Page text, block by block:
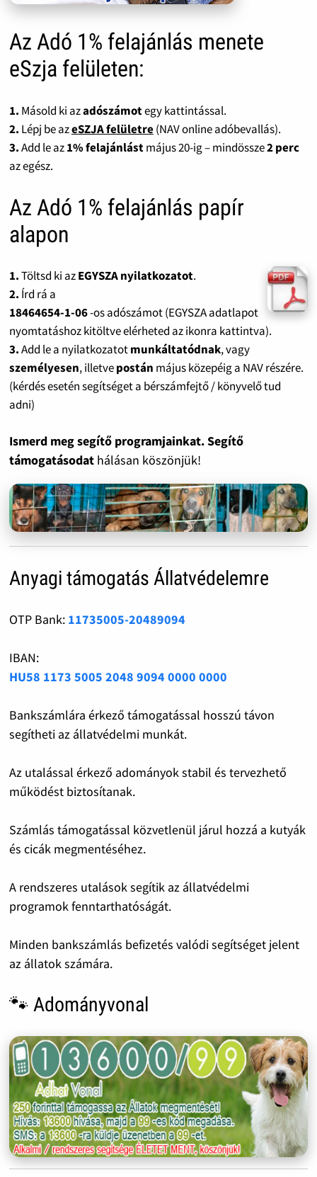
Az Adó 1% felajánlás menete
eSzja felületen:
1. Másold ki azadószámotegy kattintással.
2. Lépj be azeSZJA felületre(NAV online adóbevallás).
3.Add le az1% felajánlástmájus 20-ig – mindössze2 perc
az egész.
Az Adó 1% felajánlás papír
alapon
1.Töltsd ki azEGYSZA nyilatkozatot.
2. Írd rá a
18464654-1-06-os adószámot (EGYSZA adatlapot
nyomtatáshoz kitöltve elérheted az ikonra kattintva).
3.Add le a nyilatkozatotmunkáltatódnak, vagy
személyesen, illetvepostán május közepéig a NAV részére.
(kérdés esetén segítséget a bérszámfejtő / könyvelő tud
adni)
Ismerd meg segítő programjainkat. Segítő
támogatásodat hálásan köszönjük!
Anyagi támogatás Állatvédelemre
OTP Bank: 11735005-20489094
IBAN:
HU58 1173 5005 2048 9094 0000 0000
Bankszámlára érkező támogatással hosszú távon
segítheti az állatvédelmi munkát.
Az utalással érkező adományok stabil és tervezhető
működést biztosítanak.
Számlás támogatással közvetlenül járul hozzá a kutyák
és cicák megmentéséhez.
A rendszeres utalások segítik az állatvédelmi
programok fenntarthatóságát.
Minden bankszámlás befizetés valódi segítséget jelent
az állatok számára.
🐾 Adományvonal